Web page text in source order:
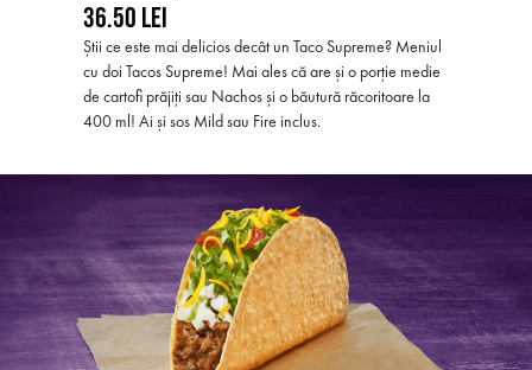
36.50 LEI
Știi ce este mai delicios decât un Taco Supreme? Meniul
cu doi Tacos Supreme! Mai ales că are și o porție medie
de cartofi prăjiți sau Nachos și o băutură răcoritoare la
400 ml! Ai și sos Mild sau Fire inclus.